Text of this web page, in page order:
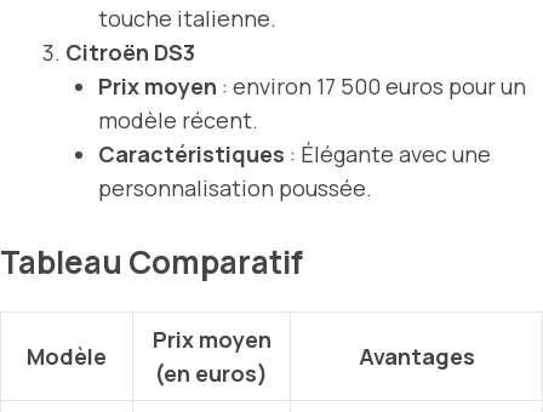
touche italienne.
Citroën DS3
Prix moyen : environ 17 500 euros pour un
modèle récent.
Caractéristiques : Élégante avec une
personnalisation poussée.
Tableau Comparatif
Modèle
Prix moyen
(en euros)
Avantages